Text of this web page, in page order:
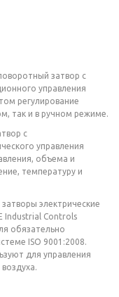
затвор с
управления
регулирование
так и в ручном режиме.
с
управления
объема и
температуру и
электрические
Industrial Controls
обязательно
ISO 9001:2008.
для управления